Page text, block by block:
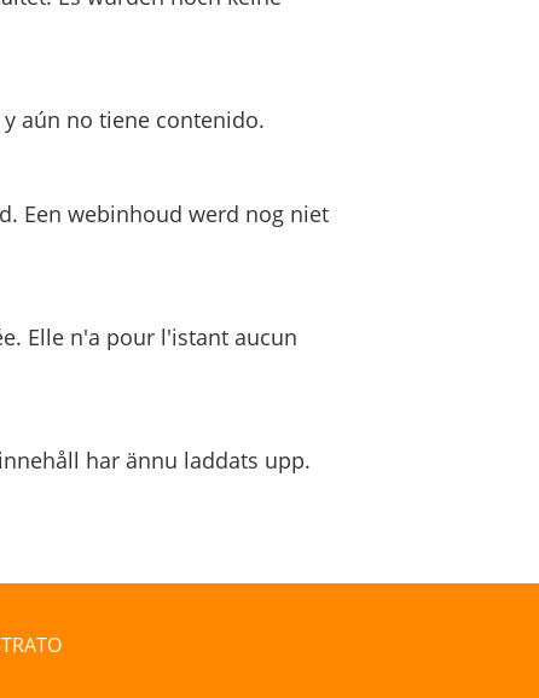
aún no tiene contenido.
Een webinhoud werd nog niet
Elle n'a pour l'istant aucun
har ännu laddats upp.